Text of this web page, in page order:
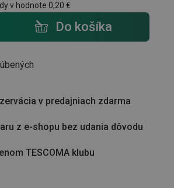
v hodnote 0,20 €
- počet Do košíka
v predajniach zdarma
z e-shopu bez udania dôvodu
TESCOMA klubu